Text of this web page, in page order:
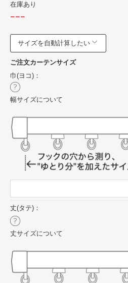
在庫あり
---
サイズを自動計算したい
ご注文カーテンサイズ
巾(ヨコ)：
幅サイズについて
丈(タテ)：
丈サイズについて